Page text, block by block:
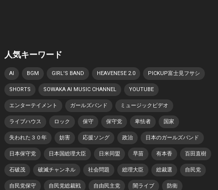
人気キーワード
AI BGM GIRL'S BAND HEAVENESE 2.0 PICKUP富士見フサシ
SHORTS SOWAKA AI MUSIC CHANNEL YOUTUBE
エンターテイメント ガールズバンド ミュージックビデオ
ライブハウス ロック 保守 保守党 卑怯者 国家
失われた３０年 妨害 応援ソング 政治 日本のガールズバンド
日本保守党 日本国総理大臣 日米同盟 早苗 有本香 百田直樹
石破茂 破滅チャンネル 社会問題 総理大臣 総裁選 自民党
自民党保守 自民党総裁戦 自由民主党 闇ライブ 防衛